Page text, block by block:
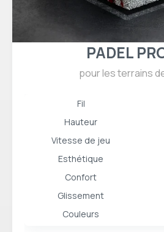
PADEL
pour les terrains
Fil
Hauteur
Vitesse de jeu
Esthétique
Confort
Glissement
Couleurs